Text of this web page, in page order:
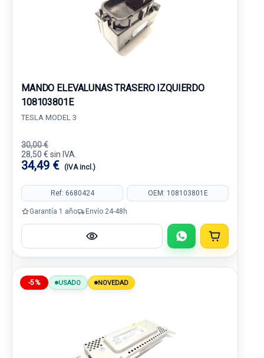
MANDO ELEVALUNAS TRASERO IZQUIERDO
108103801E
TESLA MODEL 3
30,00 €
28,50 € sin IVA.
34,49 € (IVA incl.)
Ref: 6680424 OEM: 108103801E
Garantía 1 año Envío 24-48h
-5% USADO NOVEDAD